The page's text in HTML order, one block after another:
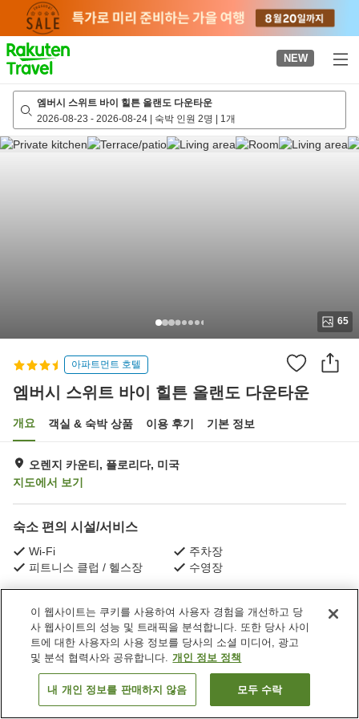
page
NEW
엠버시 스위트 바이 힐튼 올랜도 다운타운
2026-08-23 - 2026-08-24 | 숙박 인원 2명 | 1개
65
아파트먼트 호텔
엠버시 스위트 바이 힐튼 올랜도 다운타운
개요 객실 & 숙박 상품 이용 후기 기본 정보
오렌지 카운티, 플로리다, 미국
지도에서 보기
숙소 편의 시설/서비스
Wi-Fi
주차장
피트니스 클럽 / 헬스장
수영장
미국 플로리다 오렌지 카운티
올랜도
엠버시 스위트 바이 힐튼 올랜도 다운타운
객실 보기
이 웹사이트는 쿠키를 사용하여 사용자 경험을 개선하고 당
사 웹사이트의 성능 및 트래픽을 분석합니다. 또한 당사 사이
트에 대한 사용자의 사용 정보를 당사의 소셜 미디어, 광고
및 분석 협력사와 공유합니다. 개인 정보 정책
내 개인 정보를 판매하지 않음 모두 수락